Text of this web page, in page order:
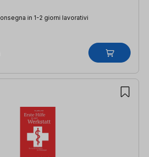
in 1-2 giorni lavorativi